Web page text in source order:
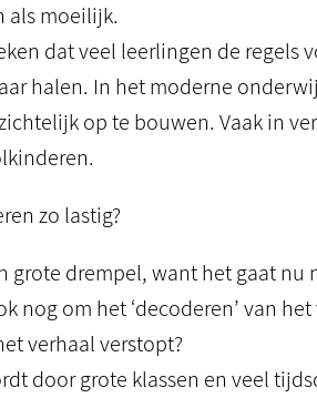
als moeilijk.
dat veel leerlingen de regels
halen. In het moderne
op te bouwen. Vaak in
zo lastig?
grote drempel, want het gaat nu
nog om het ‘decoderen’ van
verhaal verstopt?
door grote klassen en veel